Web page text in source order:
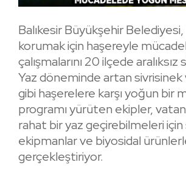
Balıkesir Büyükşehir Belediyesi,
korumak için haşereyle
çalışmalarını 20 ilçede
Yaz döneminde artan
gibi haşerelere karşı yoğun bir
programı yürüten ekipler,
rahat bir yaz geçirebilmeleri
ekipmanlar ve biyosidal
gerçekleştiriyor.